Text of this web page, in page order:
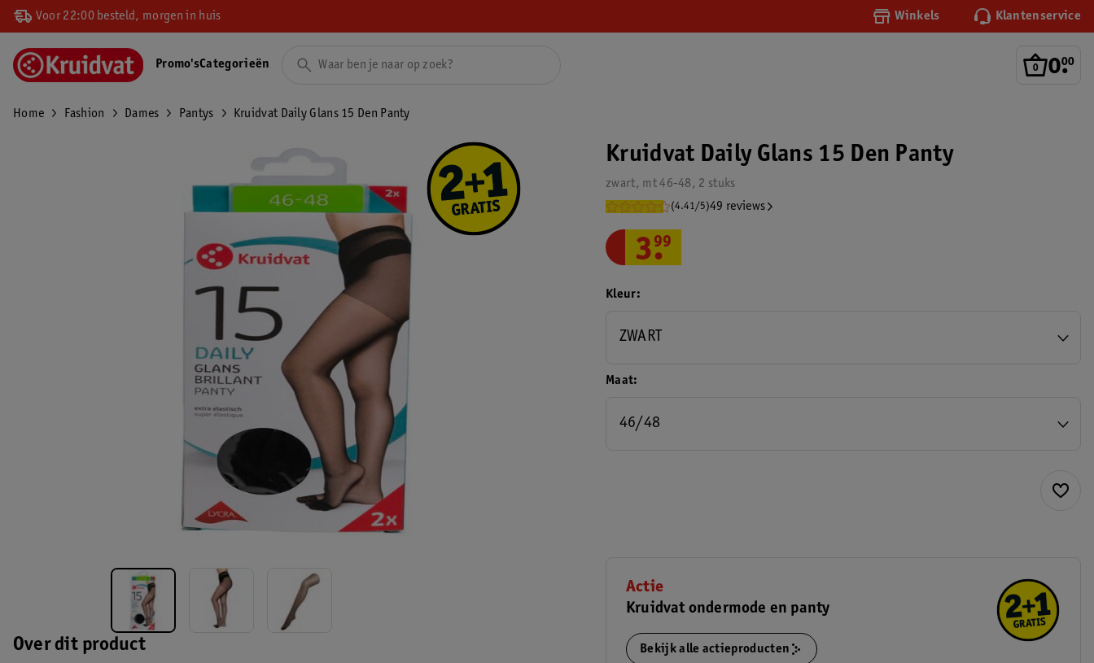
Voor 22:00 besteld, morgen in huis Winkels Klantenservice
0.
00
Promo'sCategorieën
Home Fashion Dames Pantys Kruidvat Daily Glans 15 Den Panty
Over dit product
Kruidvat Daily Glans 15 Den Panty
zwart, mt 46-48, 2 stuks
(4.41/5)49 reviews
3.
99
Maat
46/48
Kleur
ZWART
Actie
Kruidvat ondermode en panty
Bekijk alle actieproducten